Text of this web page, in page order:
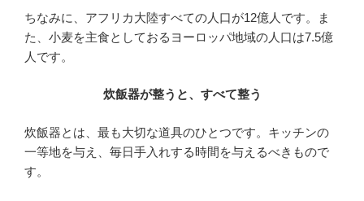
ちなみに、アフリカ大陸すべての人口が12億人です。ま
た、小麦を主食としておるヨーロッパ地域の人口は7.5億
人です。
炊飯器が整うと、すべて整う
炊飯器とは、最も大切な道具のひとつです。キッチンの
一等地を与え、毎日手入れする時間を与えるべきもので
す。